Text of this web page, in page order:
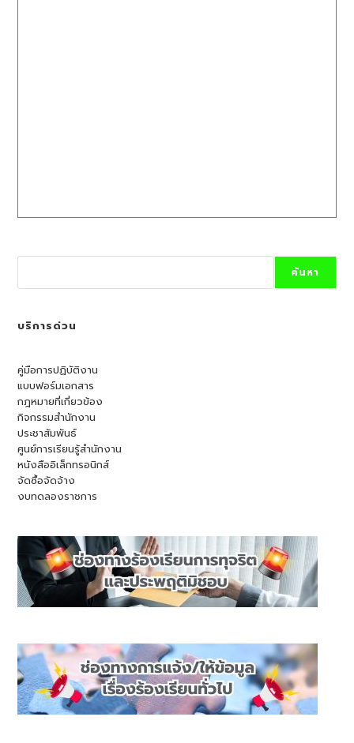
ค้นหา
บริการด่วน
คู่มือการปฏิบัติงาน
แบบฟอร์มเอกสาร
กฎหมายที่เกี่ยวข้อง
กิจกรรมสำนักงาน
ประชาสัมพันธ์
ศูนย์การเรียนรู้สำนักงาน
หนังสืออิเล็กทรอนิกส์
จัดซื้อจัดจ้าง
งบทดลองราชการ